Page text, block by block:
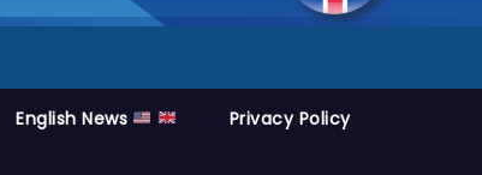
English News Privacy Policy